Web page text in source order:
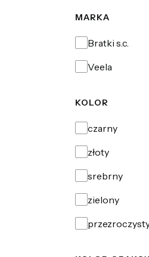
MARKA
Marka
Bratki s.c.
Veela
KOLOR
Kolorczarny
złoty
srebrny
zielony